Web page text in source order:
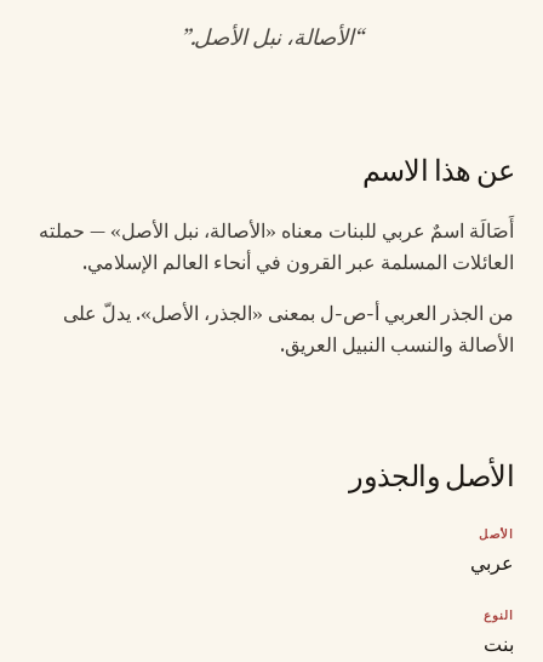
“الأصالة، نبل الأصل.”
عن هذا الاسم
أَصَالَة اسمٌ عربي للبنات معناه «الأصالة، نبل الأصل» — حملته
العائلات المسلمة عبر القرون في أنحاء العالم الإسلامي.
من الجذر العربي أ-ص-ل بمعنى «الجذر، الأصل». يدلّ على
الأصالة والنسب النبيل العريق.
الأصل والجذور
الأصل
عربي
النوع
بنت